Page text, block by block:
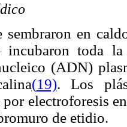
sembraron en
toda
(ADN)
(19). Los
electroforesis
de etidio.